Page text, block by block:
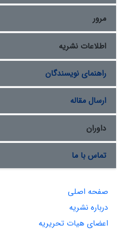
مرور
اطلاعات نشریه
راهنمای نویسندگان
ارسال مقاله
داوران
تماس با ما
صفحه اصلی
درباره نشریه
اعضای هیات تحریریه